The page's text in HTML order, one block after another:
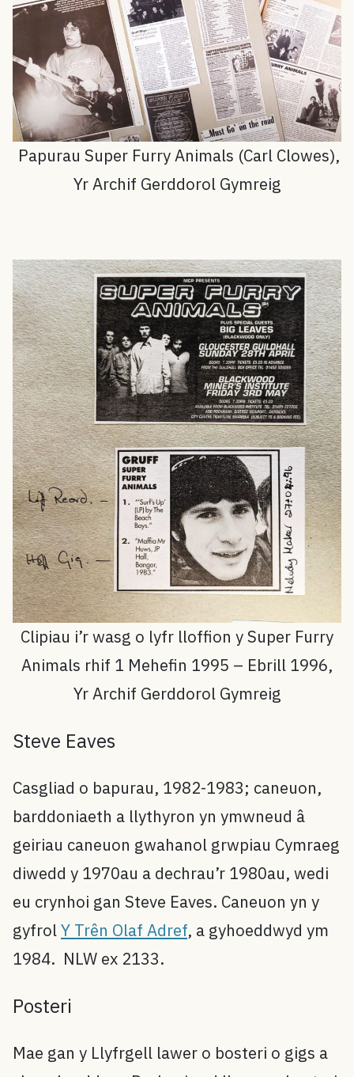
Papurau Super Furry Animals (Carl Clowes),
Yr Archif Gerddorol Gymreig
Clipiau i’r wasg o lyfr lloffion y Super Furry
Animals rhif 1 Mehefin 1995 – Ebrill 1996,
Yr Archif Gerddorol Gymreig
Steve Eaves
Casgliad o bapurau, 1982-1983; caneuon,
barddoniaeth a llythyron yn ymwneud â
geiriau caneuon gwahanol grwpiau Cymraeg
diwedd y 1970au a dechrau’r 1980au, wedi
eu crynhoi gan Steve Eaves. Caneuon yn y
gyfrolY Trên Olaf Adref, a gyhoeddwyd ym
1984. NLW ex 2133.
Posteri
Mae gan y Llyfrgell lawer o bosteri o gigs a